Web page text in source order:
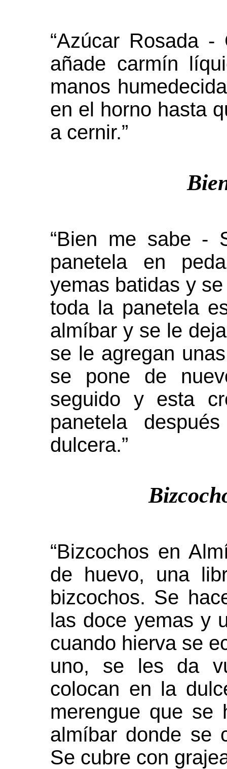
“Azúcar Rosada
añade carmín
manos
en el horno hasta
a cernir.”
“Bien me sabe -
panetela en
yemas batidas y
toda la panetela
almíbar y se le
se le agregan
se pone de
seguido y esta
panetela
dulcera.”
“Bizcochos en
de huevo, una
bizcochos. Se
las doce yemas y
cuando hierva se
uno, se les da
colocan en la
merengue que
almíbar donde se
Se cubre con